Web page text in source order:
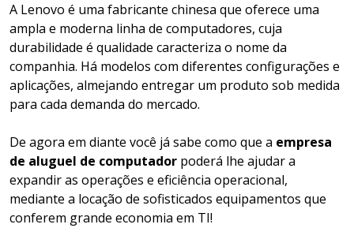
A Lenovo é uma fabricante chinesa que oferece uma
ampla e moderna linha de computadores, cuja
durabilidade é qualidade caracteriza o nome da
companhia. Há modelos com diferentes configurações e
aplicações, almejando entregar um produto sob medida
para cada demanda do mercado.
De agora em diante você já sabe como que a empresa
de aluguel de computador poderá lhe ajudar a
expandir as operações e eficiência operacional,
mediante a locação de sofisticados equipamentos que
conferem grande economia em TI!